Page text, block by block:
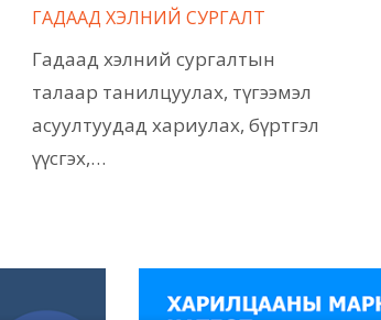
ГАДААД ХЭЛНИЙ СУРГАЛТ
Гадаад хэлний сургалтын
талаар танилцуулах, түгээмэл
асуултуудад хариулах, бүртгэл
үүсгэх,…